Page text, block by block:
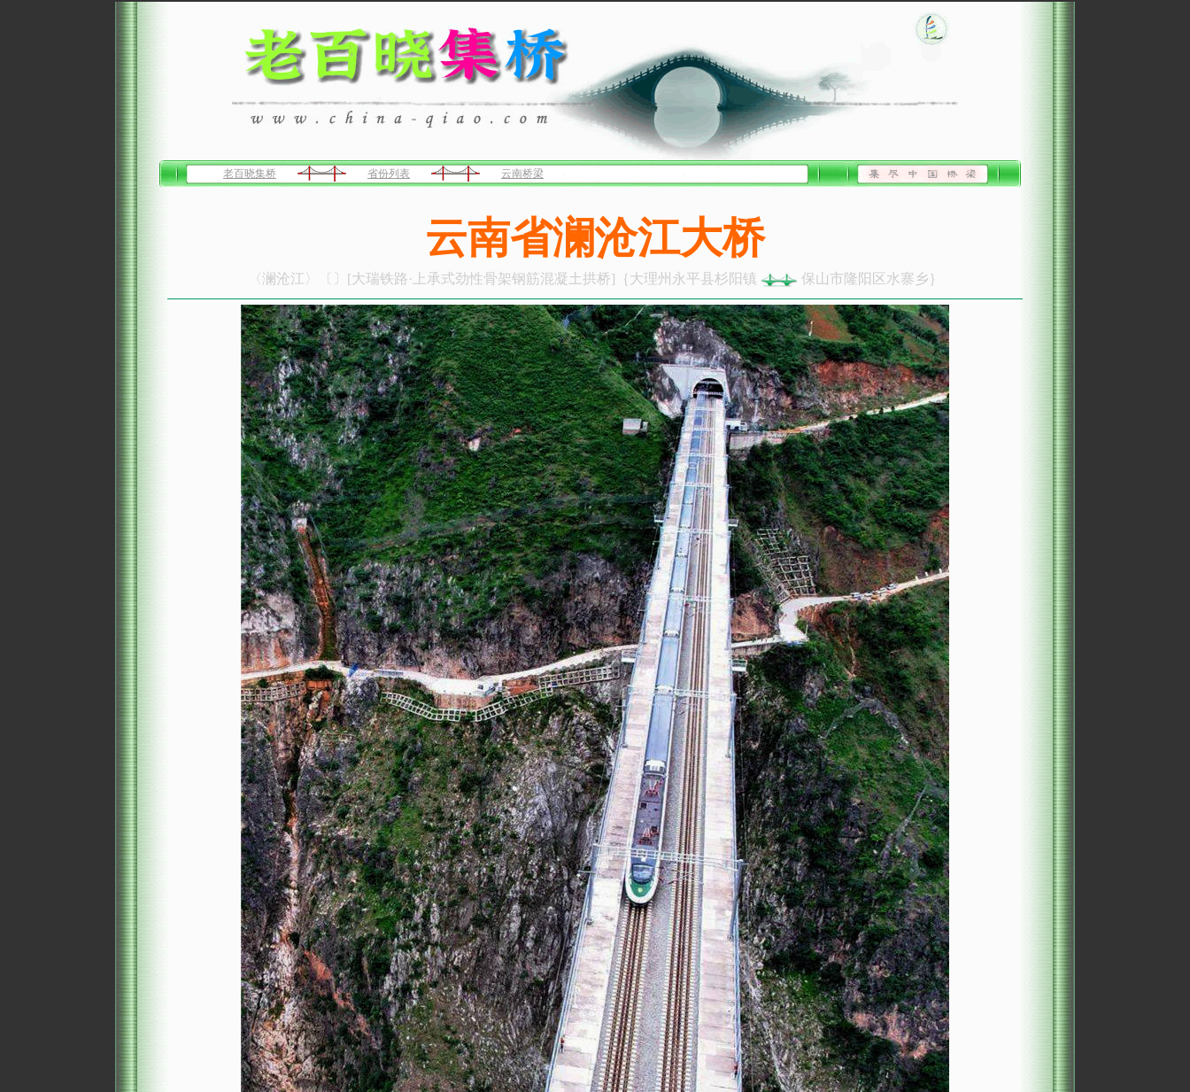
老百晓集桥 省份列表 云南桥梁
云南省澜沧江大桥
〈澜沧江〉〔〕[大瑞铁路·上承式劲性骨架钢筋混凝土拱桥]｛大理州永平县杉阳镇 保山市隆阳区水寨乡｝